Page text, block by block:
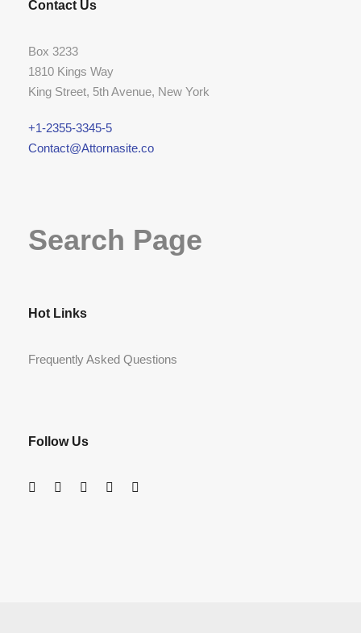
Contact Us
Box 3233
1810 Kings Way
King Street, 5th Avenue, New York
+1-2355-3345-5
Contact@Attornasite.co
Search Page
Hot Links
Frequently Asked Questions
Follow Us